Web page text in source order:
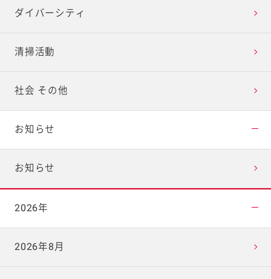
ダイバーシティ
清掃活動
社会 その他
お知らせ
お知らせ
2026年
2026年8月